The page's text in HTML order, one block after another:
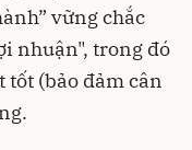
vững chắc
nhuận", trong đó
(bảo đảm cân